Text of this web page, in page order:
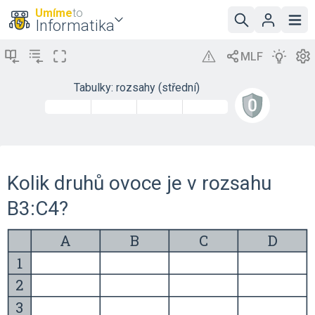
Umímeto
Informatika
Tabulky: rozsahy (střední)
Kolik druhů ovoce je v rozsahu
B3:C4?